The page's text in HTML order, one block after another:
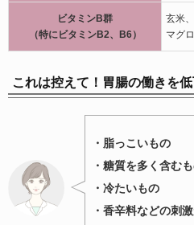
ビタミンB群
（特にビタミンB2、B6）
玄米
マグ
これは控えて！胃腸の働きを
・脂っこいもの
・糖質を多く含む
・冷たいもの
・香辛料などの刺